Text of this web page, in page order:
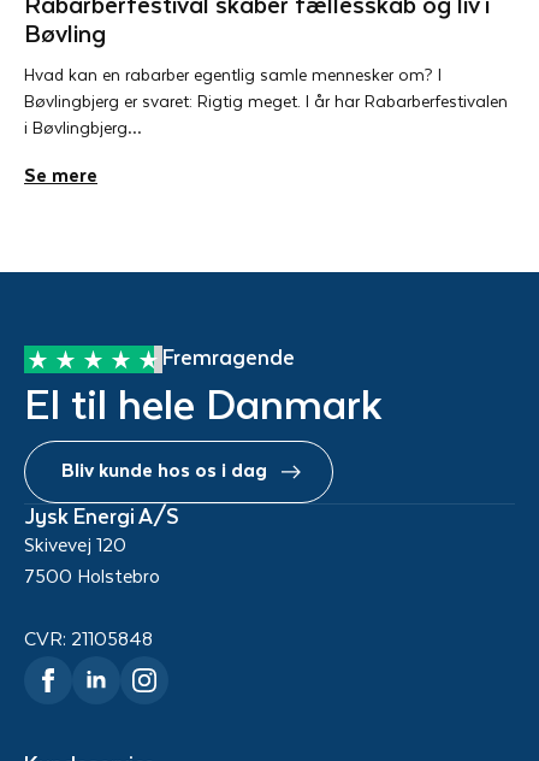
Rabarberfestival skaber fællesskab og liv i
Bøvling
Hvad kan en rabarber egentlig samle mennesker om? I
Bøvlingbjerg er svaret: Rigtig meget. I år har Rabarberfestivalen
i Bøvlingbjerg…
Se mere
Fremragende
El til hele Danmark
Bliv kunde hos os i dag
Jysk Energi A/S
Skivevej 120
7500 Holstebro
CVR: 21105848